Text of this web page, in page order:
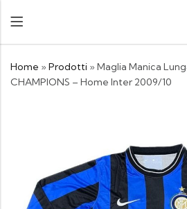
Home » Prodotti » Maglia Manica
CHAMPIONS – Home Inter 2009/10